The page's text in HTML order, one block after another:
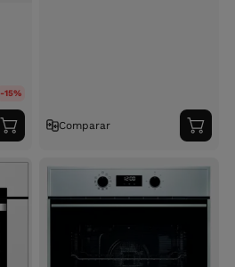
-15%
Adicionar
ao
carrinho
Comparar
ao